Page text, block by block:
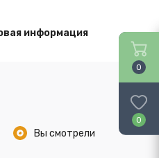
информация
Вы смотрели
0
0